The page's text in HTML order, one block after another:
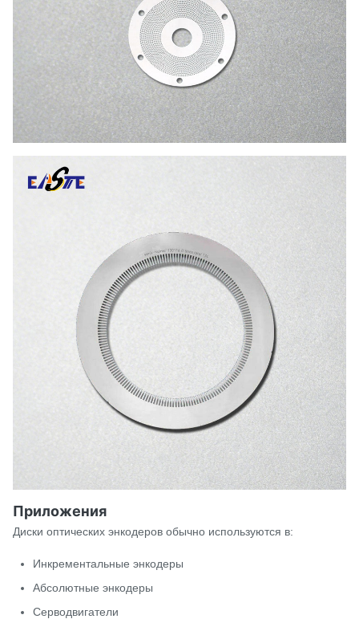
Приложения
Диски оптических энкодеров обычно используются в:
Инкрементальные энкодеры
Абсолютные энкодеры
Серводвигатели